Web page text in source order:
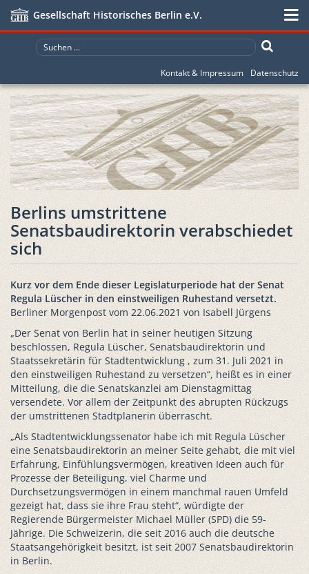
Gesellschaft Historisches Berlin e.V.
Kontakt & Impressum Datenschutz
Berlins umstrittene
Senatsbaudirektorin verabschiedet
sich
Kurz vor dem Ende dieser Legislaturperiode hat der Senat
Regula Lüscher in den einstweiligen Ruhestand versetzt.
Berliner Morgenpost vom 22.06.2021 von Isabell Jürgens
„Der Senat von Berlin hat in seiner heutigen Sitzung
beschlossen, Regula Lüscher, Senatsbaudirektorin und
Staatssekretärin für Stadtentwicklung , zum 31. Juli 2021 in
den einstweiligen Ruhestand zu versetzen“, heißt es in einer
Mitteilung, die die Senatskanzlei am Dienstagmittag
versendete. Vor allem der Zeitpunkt des abrupten Rückzugs
der umstrittenen Stadtplanerin überrascht.
„Als Stadtentwicklungssenator habe ich mit Regula Lüscher
eine Senatsbaudirektorin an meiner Seite gehabt, die mit viel
Erfahrung, Einfühlungsvermögen, kreativen Ideen auch für
Prozesse der Beteiligung, viel Charme und
Durchsetzungsvermögen in einem manchmal rauen Umfeld
gezeigt hat, dass sie ihre Frau steht“, würdigte der
Regierende Bürgermeister Michael Müller (SPD) die 59-
Jährige. Die Schweizerin, die seit 2016 auch die deutsche
Staatsangehörigkeit besitzt, ist seit 2007 Senatsbaudirektorin
in Berlin.